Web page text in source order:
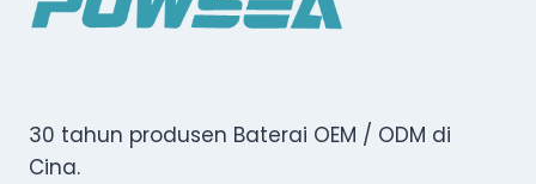
30 tahun produsen Baterai OEM / ODM di
Cina.